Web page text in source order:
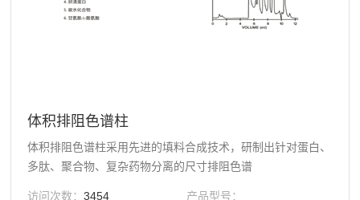
体积排阻色谱柱
体积排阻色谱柱采用先进的填料合成技术，研制出针对蛋白、
多肽、聚合物、复杂药物分离的尺寸排阻色谱
访问次数：3454
产品型号：